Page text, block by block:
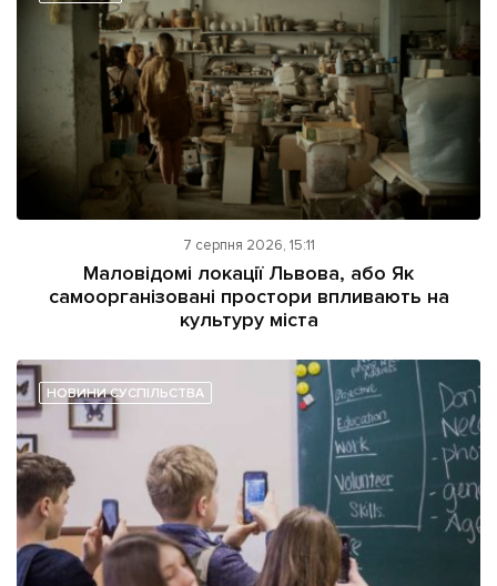
7 серпня 2026, 15:11
Маловідомі локації Львова, або Як
самоорганізовані простори впливають на
культуру міста
НОВИНИ СУСПІЛЬСТВА